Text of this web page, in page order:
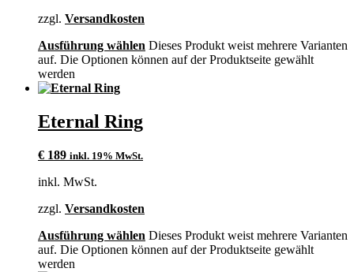
zzgl. Versandkosten
Ausführung wählen Dieses Produkt weist mehrere Varianten
auf. Die Optionen können auf der Produktseite gewählt
werden
Eternal Ring
€ 189 inkl. 19% MwSt.
inkl. MwSt.
zzgl. Versandkosten
Ausführung wählen Dieses Produkt weist mehrere Varianten
auf. Die Optionen können auf der Produktseite gewählt
werden